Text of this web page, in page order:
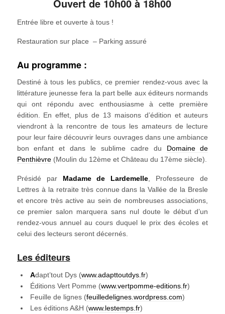
Ouvert de 10h00 à 18h00
Entrée libre et ouverte à tous !
Restauration sur place – Parking assuré
Au programme :
Destiné à tous les publics, ce premier rendez-vous avec la
littérature jeunesse fera la part belle aux éditeurs normands
qui ont répondu avec enthousiasme à cette première
édition. En effet, plus de 13 maisons d’édition et auteurs
viendront à la rencontre de tous les amateurs de lecture
pour leur faire découvrir leurs ouvrages dans une ambiance
bon enfant et dans le sublime cadre du Domaine de
Penthièvre(Moulin du 12ème et Château du 17ème siècle).
Présidé par Madame de Lardemelle , Professeure de
Lettres à la retraite très connue dans la Vallée de la Bresle
et encore très active au sein de nombreuses associations,
ce premier salon marquera sans nul doute le début d’un
rendez-vous annuel au cours duquel le prix des écoles et
celui des lecteurs seront décernés.
Les éditeurs
Adapt’tout Dys (www.adapttoutdys.fr)
Éditions Vert Pomme (www.vertpomme-editions.fr)
Feuille de lignes (feuilledelignes.wordpress.com)
Les éditions A&H (www.lestemps.fr)